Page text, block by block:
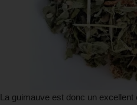
La guimauve est donc un excellent